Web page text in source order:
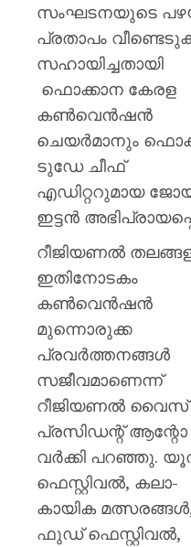
സംഘടനയുടെ
പ്രതാപം
സഹായിച്ചതായി
ഫൊക്കാന കേരള
കൺവെൻഷൻ
ചെയർമാനും
ടുഡേ ചീഫ്
എഡിറ്ററുമായ
ഇട്ടൻ
റീജിയണൽ
ഇതിനോടകം
കൺവെൻഷൻ
മുന്നൊരുക്ക
പ്രവർത്തനങ്ങൾ
സജീവമാണെന്ന്
റീജിയണൽ വൈസ്
പ്രസിഡന്റ് ആന്റോ
വർക്കി പറഞ്ഞു.
ഫെസ്റ്റിവൽ, കലാ-
കായിക
ഫുഡ് ഫെസ്റ്റിവൽ,